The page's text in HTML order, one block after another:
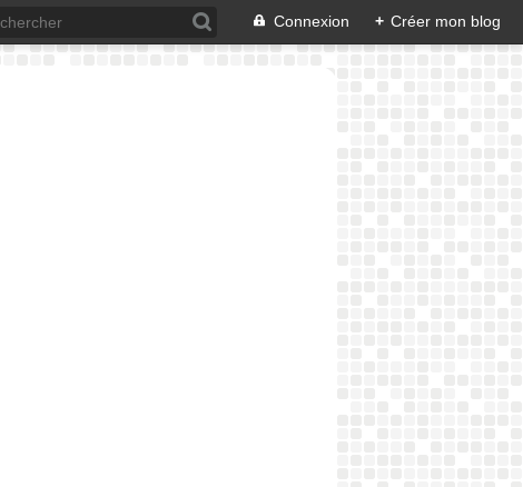
Connexion + Créer mon blog